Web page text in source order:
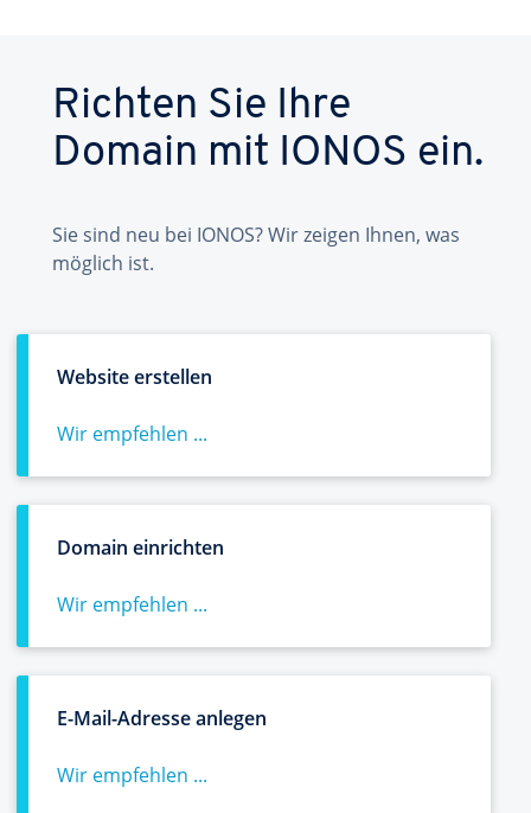
Richten Sie Ihre
Domain mit IONOS ein.
Sie sind neu bei IONOS? Wir zeigen Ihnen, was
möglich ist.
Website erstellen
Wir empfehlen ...
Domain einrichten
Wir empfehlen ...
E-Mail-Adresse anlegen
Wir empfehlen ...